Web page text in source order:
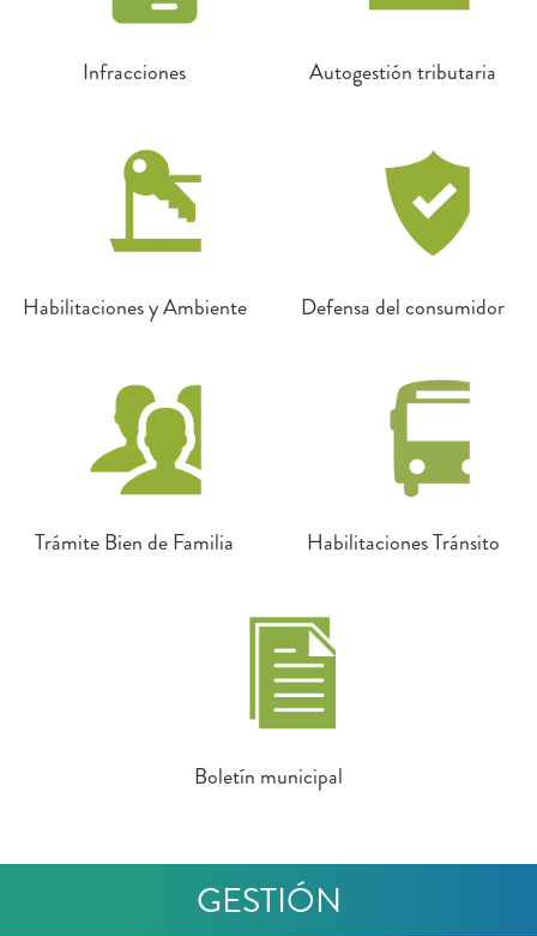
Infracciones Autogestión tributaria
Habilitaciones y Ambiente Defensa del consumidor
Trámite Bien de Familia Habilitaciones Tránsito
Boletín municipal
GESTIÓN